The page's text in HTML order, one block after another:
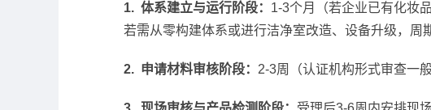
1. 体系建立与运行阶段： 1-3个月（若企业已有化妆
若需从零构建体系或进行洁净室改造、设备升级，周
2. 申请材料审核阶段： 2-3周（认证机构形式审查一